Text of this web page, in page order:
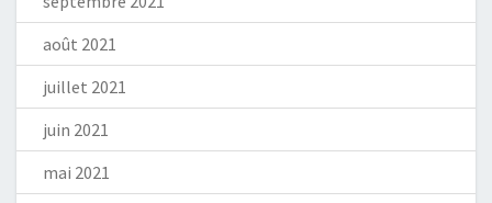
août 2021
juillet 2021
juin 2021
mai 2021